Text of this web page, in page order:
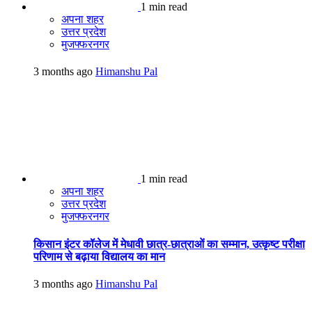
1 min read
अपना शहर
उत्तर प्रदेश
मुजफ्फरनगर
3 months ago Himanshu Pal
1 min read
अपना शहर
उत्तर प्रदेश
मुजफ्फरनगर
किसान इंटर कॉलेज में मेधावी छात्र-छात्राओं का सम्मान, उत्कृष्ट परीक्षा
परिणाम से बढ़ाया विद्यालय का मान
3 months ago Himanshu Pal